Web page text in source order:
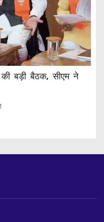
की बड़ी बैठक, सीएम ने